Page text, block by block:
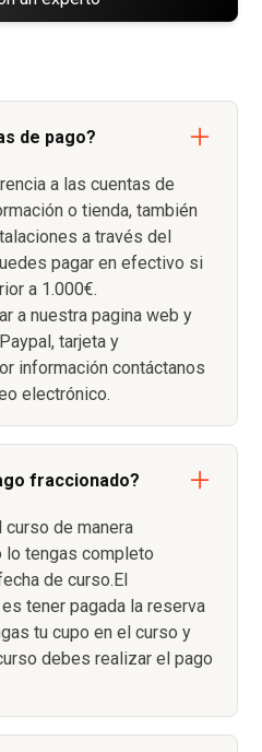
de pago?
a las cuentas de
o tienda, también
a través del
pagar en efectivo si
a 1.000€.
a nuestra pagina web y
tarjeta y
información contáctanos
electrónico.
fraccionado?
curso de manera
lo tengas completo
de curso.El
tener pagada la reserva
tu cupo en el curso y
debes realizar el pago